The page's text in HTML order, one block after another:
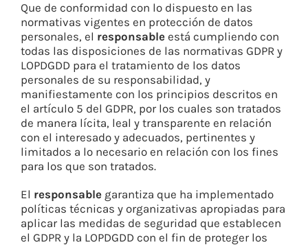
Que de conformidad con lo dispuesto en las
normativas vigentes en protección de datos
personales, el responsableestá cumpliendo con
todas las disposiciones de las normativas GDPR y
LOPDGDD para el tratamiento de los datos
personales de su responsabilidad, y
manifiestamente con los principios descritos en
el artículo 5 del GDPR, por los cuales son tratados
de manera lícita, leal y transparente en relación
con el interesado y adecuados, pertinentes y
limitados a lo necesario en relación con los fines
para los que son tratados.
El responsablegarantiza que ha implementado
políticas técnicas y organizativas apropiadas para
aplicar las medidas de seguridad que establecen
el GDPR y la LOPDGDD con el fin de proteger los